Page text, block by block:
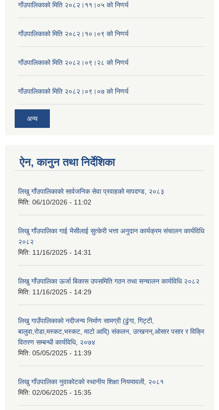
गाँउपालिकाको मिति २०८२।११।०५ को निणर्य
गाँउपालिकाको मिति २०८२।१०।०९ को निणर्य
गाँउपालिकाको मिति २०८२।०९।२८ को निणर्य
गाँउपालिकाको मिति २०८२।०९।०७ को निणर्य
अन्य
ऐन, कानुन तथा निर्देशिका
लिखु गाँउपालिकाको सार्वजनिक सेवा प्रवाहको मापदण्ड, २०८३
मिति: 06/10/2026 - 11:02
लिखु गाँउपालिका गाई भैसीलाई सुत्केरी भत्ता अनुदान कार्यक्रम संचालन कार्यविधि
२०८२
मिति: 11/16/2025 - 14:31
लिखु गाँउपालिका ऊर्जा बिकास उपसमिति गठन तथा सन्चालन कार्यविधि २०८२
मिति: 11/16/2025 - 14:29
लिखु गाउँपालिकाको नदीजन्य निर्माण सामग्री (ढुंगा, गिट्टी,
बालुवा,रोडा,मस्कट,भस्कट, माटो आदि) संकलन, उत्खनन्,ओसार पसार र विक्रि
वितरण सम्बन्धी कार्यविधि, २०७४
मिति: 05/05/2025 - 11:39
लिखु गाँउपालिका नुवाकोटको स्थानीय शिक्षा नियमावली, २०८१
मिति: 02/06/2025 - 15:35